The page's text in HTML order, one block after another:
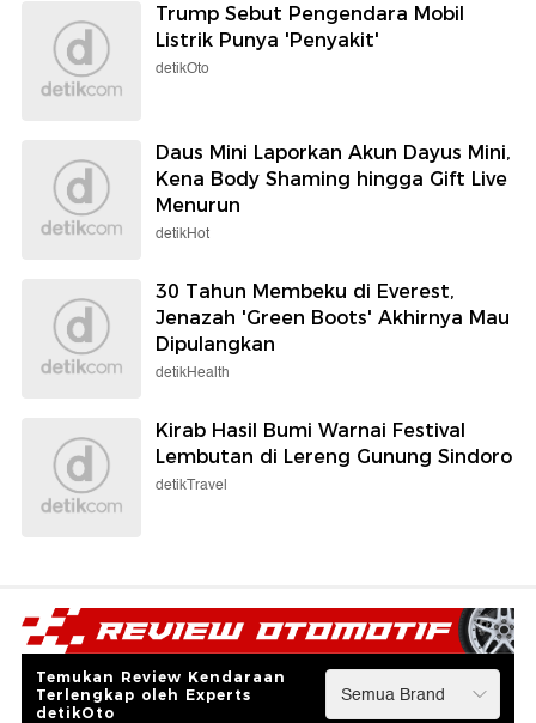
Trump Sebut Pengendara Mobil
Listrik Punya 'Penyakit'
detikOto
Daus Mini Laporkan Akun Dayus Mini,
Kena Body Shaming hingga Gift Live
Menurun
detikHot
30 Tahun Membeku di Everest,
Jenazah 'Green Boots' Akhirnya Mau
Dipulangkan
detikHealth
Kirab Hasil Bumi Warnai Festival
Lembutan di Lereng Gunung Sindoro
detikTravel
Temukan Review Kendaraan
Terlengkap oleh Experts
detikOto